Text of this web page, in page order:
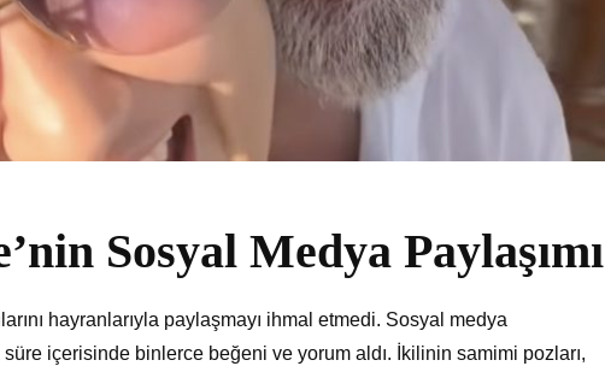
Sosyal Medya Paylaşımı
hayranlarıyla paylaşmayı ihmal etmedi. Sosyal medya
süre içerisinde binlerce beğeni ve yorum aldı. İkilinin samimi pozları,